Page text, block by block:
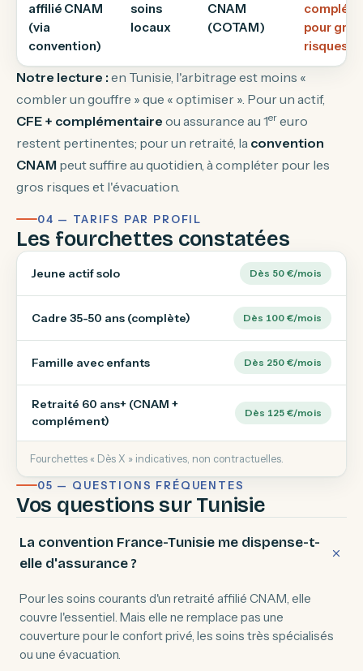
affilié CNAM
(via
convention)
soins
locaux
CNAM
(COTAM)
pour gros
risques
Notre lecture :en Tunisie, l'arbitrage est moins «
combler un gouffre » que « optimiser ». Pour un actif,
CFE + complémentaire ou assurance au 1er euro
restent pertinentes; pour un retraité, la convention
CNAM peut suffire au quotidien, à compléter pour les
gros risques et l'évacuation.
04 — TARIFS PAR PROFIL
Les fourchettes constatées
Jeune actif solo Dès 50 €/mois
Cadre 35-50 ans (complète) Dès 100 €/mois
Famille avec enfants Dès 250 €/mois
Retraité 60 ans+ (CNAM +
complément)
Dès 125 €/mois
Fourchettes « Dès X » indicatives, non contractuelles.
05 — QUESTIONS FRÉQUENTES
Vos questions sur Tunisie
La convention France-Tunisie me dispense-t-
elle d'assurance ?
Pour les soins courants d'un retraité affilié CNAM, elle
couvre l'essentiel. Mais elle ne remplace pas une
couverture pour le confort privé, les soins très spécialisés
ou une évacuation.